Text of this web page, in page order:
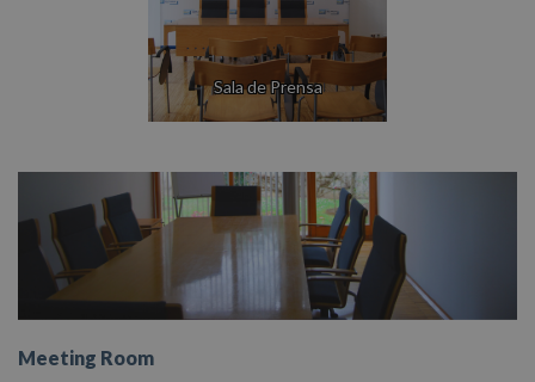
Sala de Prensa
Meeting Room